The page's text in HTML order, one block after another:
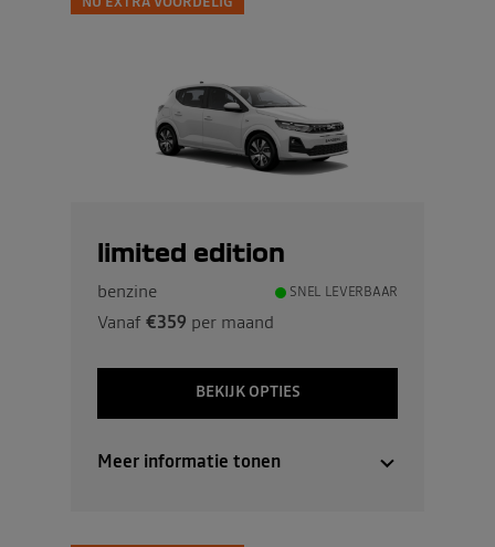
limited edition
benzine SNEL LEVERBAAR
Vanaf €359 per maand
BEKIJK OPTIES
Meer informatie tonen